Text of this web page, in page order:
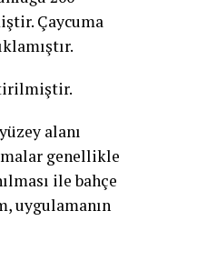
Çaycuma
alanı
genellikle
ile bahçe
uygulamanın